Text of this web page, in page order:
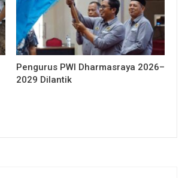
Pengurus PWI Dharmasraya 2026–
2029 Dilantik